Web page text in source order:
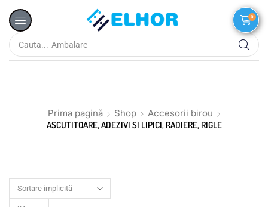
Cauta... Ambalare
0
Prima pagină Shop
Accesorii birou
ASCUTITOARE, ADEZIVI SI LIPICI, RADIERE, RIGLE